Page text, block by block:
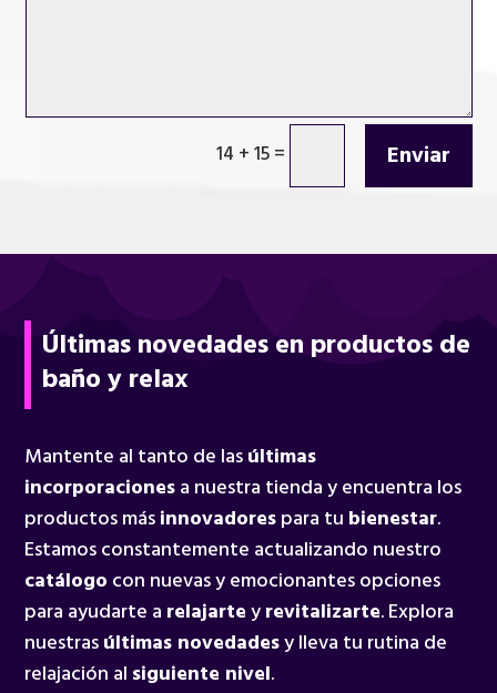
14 + 15= Enviar
Últimas novedades en productos de
baño y relax
Mantente al tanto de lasúltimas
incorporacionesa nuestra tienda y encuentra los
productos másinnovadorespara tu bienestar.
Estamos constantemente actualizando nuestro
catálogo con nuevas y emocionantes opciones
para ayudarte a relajarteyrevitalizarte. Explora
nuestrasúltimas novedadesy lleva tu rutina de
relajación al siguiente nivel.